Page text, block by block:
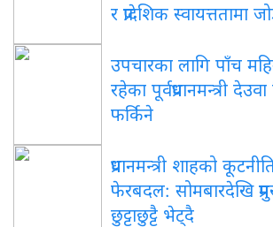
र प्रादेशिक स्वायत्ततामा
उपचारका लागि पाँच
रहेका पूर्वप्रधानमन्त्री
फर्किने
प्रधानमन्त्री शाहको
फेरबदल: सोमबारदेखि
छुट्टाछुट्टै भेट्दै